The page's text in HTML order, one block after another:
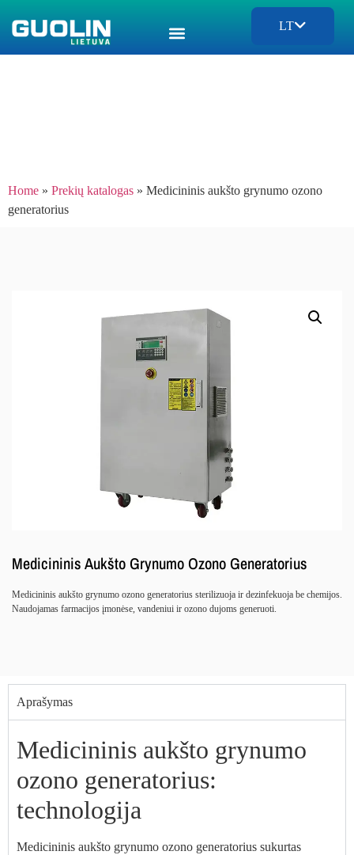
LT
Home » Prekių katalogas » Medicininis aukšto grynumo ozono
generatorius
Medicininis Aukšto Grynumo Ozono Generatorius
Medicininis aukšto grynumo ozono generatorius sterilizuoja ir dezinfekuoja be chemijos.
Naudojamas farmacijos įmonėse, vandeniui ir ozono dujoms generuoti.
Aprašymas
Medicininis aukšto grynumo
ozono generatorius:
technologija
Medicininis aukšto grynumo ozono generatorius sukurtas